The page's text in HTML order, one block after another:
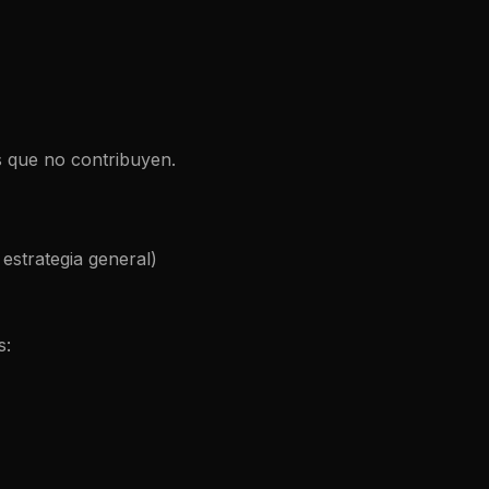
que no contribuyen.
general)